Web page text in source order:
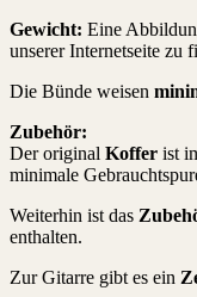
Gewicht: Eine
unserer Internetseite zu
Die Bünde weisen
Zubehör:
Der original Koffer ist
minimale
Weiterhin ist das
enthalten.
Zur Gitarre gibt es ein